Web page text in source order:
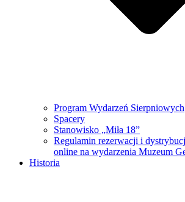
Program Wydarzeń Sierpniowych
Spacery
Stanowisko „Miła 18”
Regulamin rezerwacji i
online na wydarzenia Muzeum
Historia